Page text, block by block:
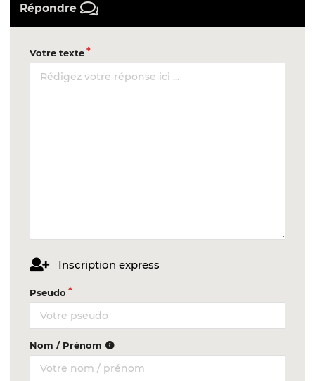
Répondre
Votre texte
Inscription express
Pseudo
Nom / Prénom